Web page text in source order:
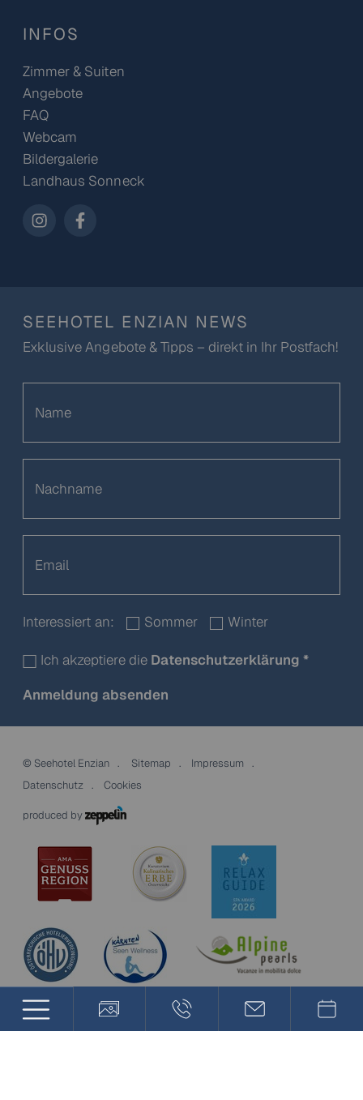
INFOS
Zimmer & Suiten
Angebote
FAQ
Webcam
Bildergalerie
Landhaus Sonneck
SEEHOTEL ENZIAN NEWS
Exklusive Angebote & Tipps – direkt in Ihr Postfach!
Interessiert an: Sommer Winter
Ich akzeptiere die Datenschutzerklärung*
Anmeldung absenden
© Seehotel Enzian Sitemap
Impressum
Datenschutz
Cookies
produced by